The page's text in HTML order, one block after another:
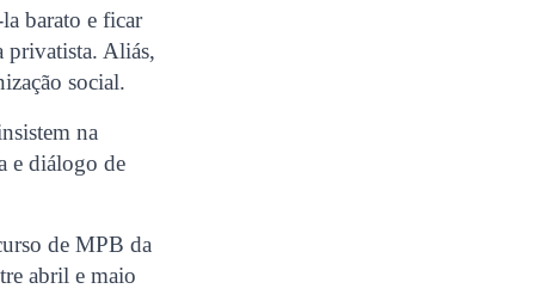
barato e ficar
privatista. Aliás,
social.
na
e diálogo de
de MPB da
abril e maio